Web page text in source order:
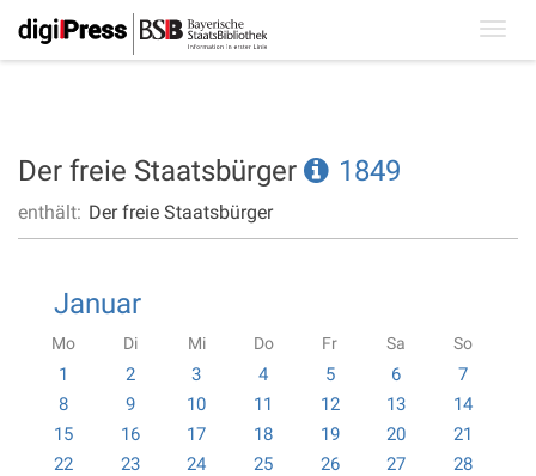
Der freie Staatsbürger 1849
enthält: Der freie Staatsbürger
Januar
Mo Di Mi Do Fr Sa So
1 2 3 4 5 6
7
8
9 10 11 12 13
14
15
16 17 18 19 20
21
22
23 24 25 26 27
28